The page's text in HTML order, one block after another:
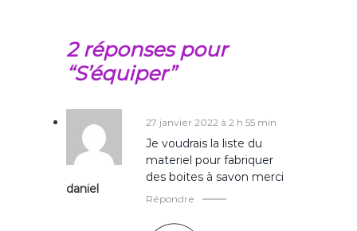
c
e
b
o
o
k
re
st
te
r
g
2 réponses pour
“S’équiper”
daniel
27 janvier 2022 à 2 h 55 min
Je voudrais la liste du
materiel pour fabriquer
des boites à savon merci
Répondre